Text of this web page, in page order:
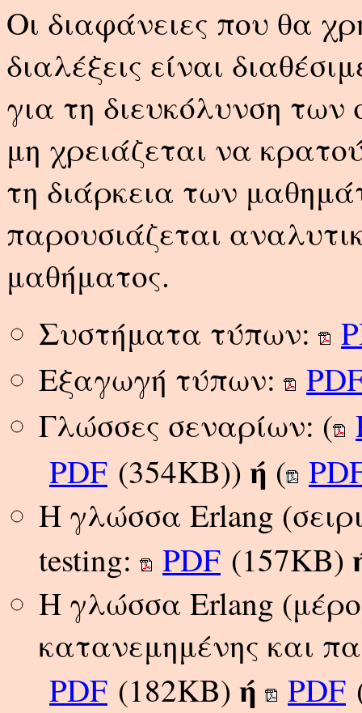
Οι διαφάνειες που θα
διαλέξεις είναι
για τη διευκόλυνση
μη χρειάζεται να
τη διάρκεια των
παρουσιάζεται
μαθήματος.
Συστήματα τύπων:
Εξαγωγή τύπων:
Γλώσσες σεναρίων: (
PDF (354KB)) ή (
Η γλώσσα Erlang
testing:
PDF (157KB)
Η γλώσσα Erlang
κατανεμημένης και
PDF (182KB) ή PDF